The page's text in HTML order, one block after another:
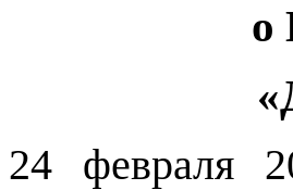
о
24 февраля